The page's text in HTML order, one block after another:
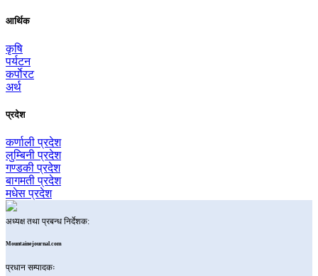
आर्थिक
कृषि
पर्यटन
कर्पाेरट
अर्थ
प्रदेश
कर्णाली प्रदेश
लुम्बिनी प्रदेश
गण्डकी प्रदेश
बागमती प्रदेश
मधेस प्रदेश
अध्यक्ष तथा प्रबन्ध निर्देशक:
Mountainejournal.com
प्रधान सम्पादकः